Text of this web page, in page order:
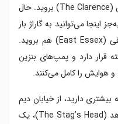
آشنا شوید، به لیکر رومز در هتل کلارنس (The Clarence) بروید. حال
می‌توانید به گاراژ بار
(Garage Bar) در خیابان اسِکس شرقی (East Essex) هم بروید.
قرار دارد و پمپ‌های بنزین
دارید، از خیابان دیم
(Dame) عبور کرده و به سمت استَگز هد (The Stag’s Head)، یک